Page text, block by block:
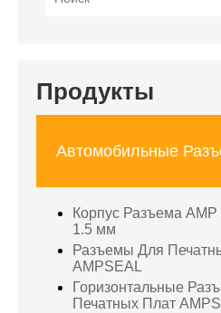
Продукты
Автомобильные
Корпус Разъема AMP
1.5 мм
Разъемы Для
AMPSEAL
Горизонтальные
Печатных Плат